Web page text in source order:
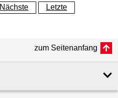
Nächste Letzte
zum Seitenanfang